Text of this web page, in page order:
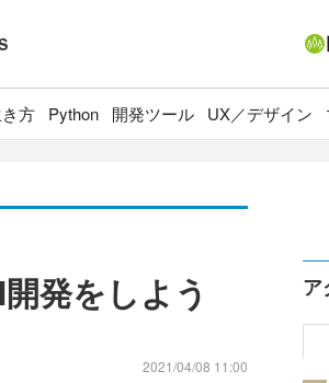
方 Python 開発ツール UX／デザイン
発をしよう
2021/04/08 11:00
ア